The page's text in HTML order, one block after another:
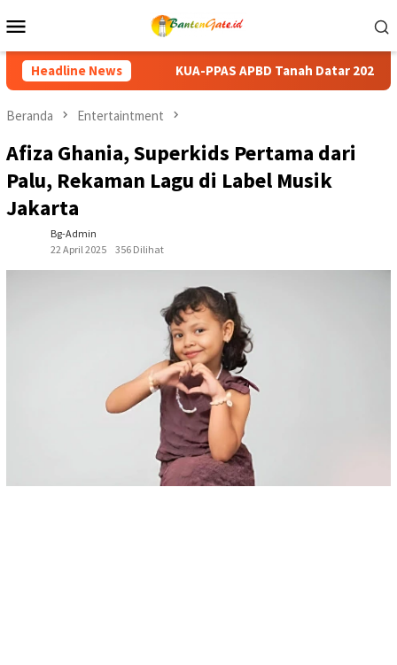
ke
Mobile
Headline News
Tanah Datar 2027 Disepakati, DPRD dan Pemkab Perkuat
Beranda Entertaintment
Afiza Ghania, Superkids Pertama dari
Palu, Rekaman Lagu di Label Musik
Jakarta
Bg-Admin
22 April 2025
356 Dilihat